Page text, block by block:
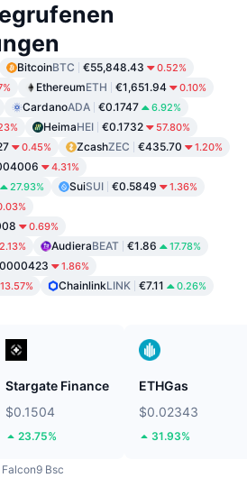
BitcoinBTC €55,848.43 0.52%
EthereumETH €1,651.94 0.10%
CardanoADA €0.1747 6.92%
HeimaHEI €0.1732 57.80%
0.45% ZcashZEC €435.70 1.20%
4.31%
27.93% SuiSUI €0.5849 1.36%
0.69%
2.13% AudieraBEAT €1.86 17.78%
1.86%
13.57% ChainlinkLINK €7.11 0.26%
Stargate Finance
$0.1504
23.75%
ETHGas
$0.02343
31.93%
Falcon9 Bsc